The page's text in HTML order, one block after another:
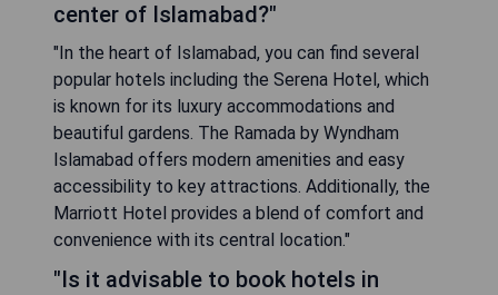
center of Islamabad?"
"In the heart of Islamabad, you can find several
popular hotels including the Serena Hotel, which
is known for its luxury accommodations and
beautiful gardens. The Ramada by Wyndham
Islamabad offers modern amenities and easy
accessibility to key attractions. Additionally, the
Marriott Hotel provides a blend of comfort and
convenience with its central location."
"Is it advisable to book hotels in